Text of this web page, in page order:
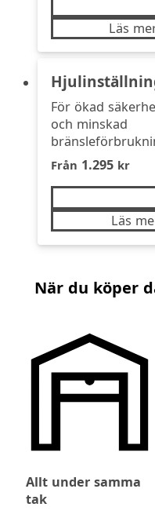
Läs
För ökad
och minskad
Från 1.295kr
Läs
När du köper
Allt under samma
tak